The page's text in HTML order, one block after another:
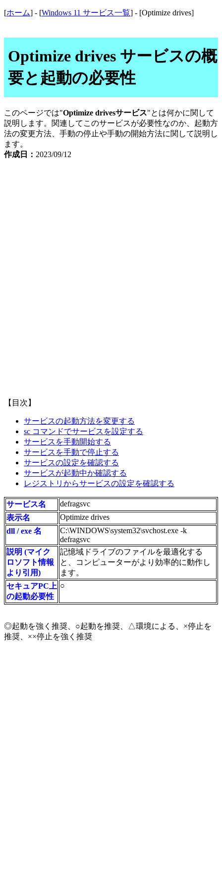
[ホーム] - [Windows 11 サービス一覧] - [Optimize drives]
Optimize drives サービスの概
要と起動の必要性
このページでは"Optimize drivesサービス"とは何かに関して
説明します。関連してこのサービスが必要性なのか、起動方
法の変更方法、手動の停止や手動の開始方法に関して説明し
ます。
作成日： 2023/09/12
【目次】
サービスの起動方法を変更する
sc コマンドでサービスを設定する
サービスを手動開始する
サービスを手動で停止する
サービスの設定を確認する
サービスが起動中か確認する
レジストリからサービスの設定を確認する
サービス名
defragsvc
表示名
Optimize drives
dll / exe 名
C:\WINDOWS\system32\svchost.exe -k
defragsvc
説明 (マイク
ロソフト情報
より引用)
記憶域ドライブのファイルを最適化する
と、コンピューターがより効率的に動作し
ます。
セキュアPC上
の起動必要性
○
◎起動を強く推奨、○起動を推奨、△環境による、×停止を
推奨、××停止を強く推奨